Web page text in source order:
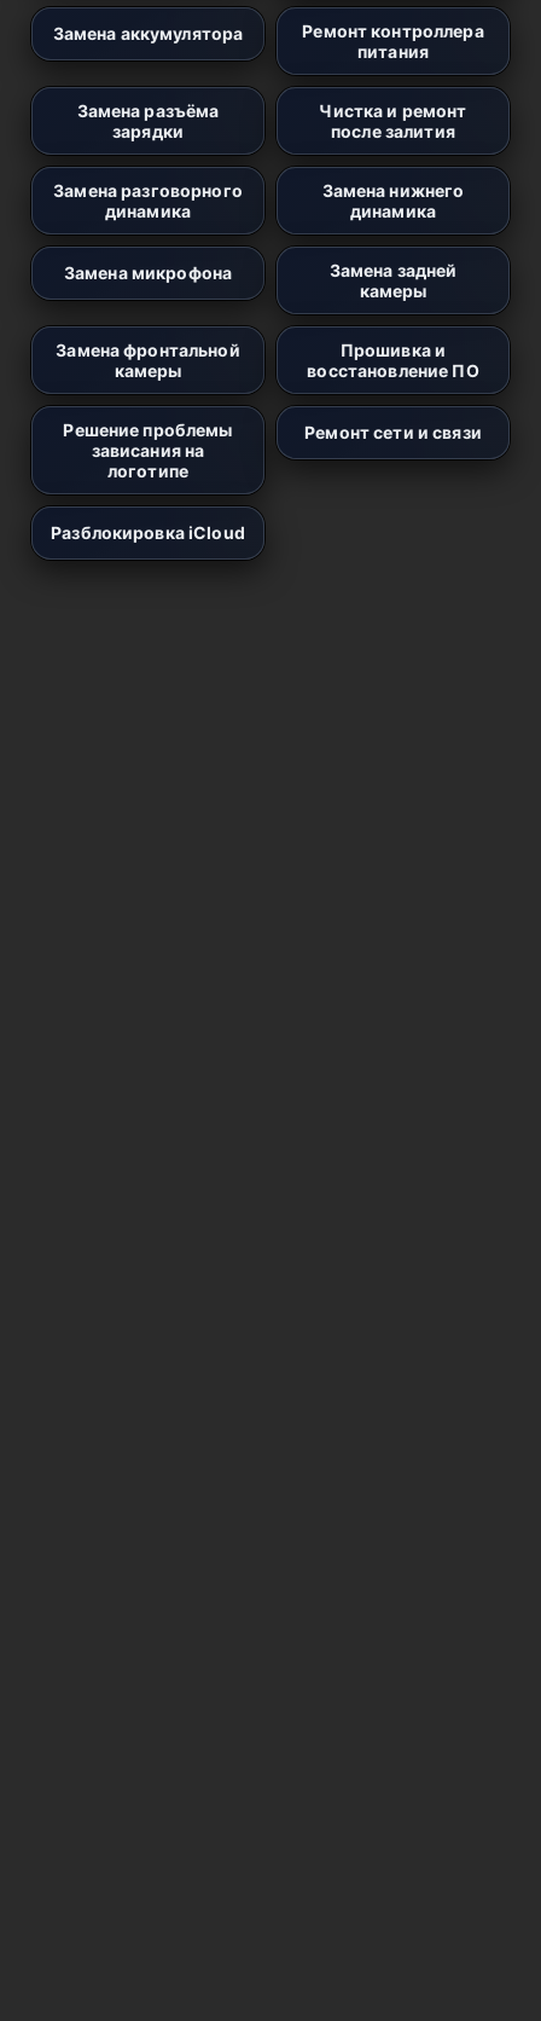
Замена аккумулятора
Ремонт контроллера
питания
Замена разъёма
зарядки
Чистка и ремонт
после залития
Замена разговорного
динамика
Замена нижнего
динамика
Замена микрофона
Замена задней
камеры
Замена фронтальной
камеры
Прошивка и
восстановление ПО
Решение проблемы
зависания на
логотипе
Ремонт сети и связи
Разблокировка iCloud